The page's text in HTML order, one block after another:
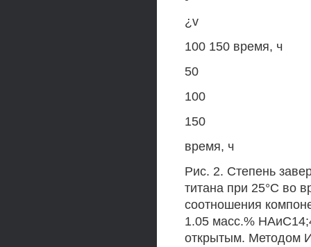
¿v
100 150 время, ч
50
100
150
время, ч
Рис. 2. Степень
титана при 25°С во
соотношения
1.05 масс.%
открытым. Методом